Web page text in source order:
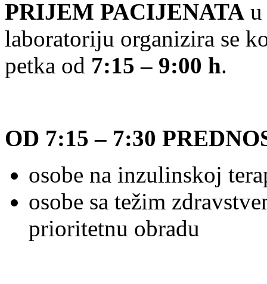
PRIJEM PACIJENATA
laboratoriju organizira se
petka od 7:15 – 9:00 h.
OD 7:15 – 7:30
osobe na inzulinskoj
osobe sa težim
prioritetnu obradu